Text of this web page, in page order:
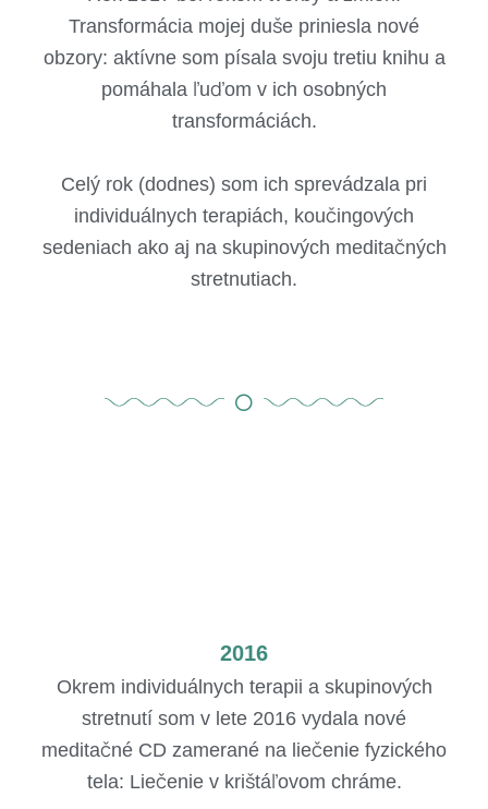
Transformácia mojej duše priniesla nové
obzory: aktívne som písala svoju tretiu knihu a
pomáhala ľuďom v ich osobných
transformáciách.
Celý rok (dodnes) som ich sprevádzala pri
individuálnych terapiách, koučingových
sedeniach ako aj na skupinových meditačných
stretnutiach.
2016
Okrem individuálnych terapii a skupinových
stretnutí som v lete 2016 vydala nové
meditačné CD zamerané na liečenie fyzického
tela: Liečenie v krištáľovom chráme.